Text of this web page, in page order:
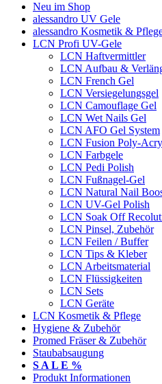
Neu im Shop
alessandro UV Gele
alessandro Kosmetik &
LCN Profi UV-Gele
LCN Haftvermittler
LCN Aufbau &
LCN French Gel
LCN Versiegelungsgel
LCN Camouflage Gel
LCN Wet Nails Gel
LCN AFO Gel System
LCN Fusion Poly-
LCN Farbgele
LCN Pedi Polish
LCN Fußnagel-Gel
LCN Natural Nail
LCN UV-Gel Polish
LCN Soak Off
LCN Pinsel, Zubehör
LCN Feilen / Buffer
LCN Tips & Kleber
LCN Arbeitsmaterial
LCN Flüssigkeiten
LCN Sets
LCN Geräte
LCN Kosmetik & Pflege
Hygiene & Zubehör
Promed Fräser & Zubehör
Staubabsaugung
S A L E %
Produkt Informationen